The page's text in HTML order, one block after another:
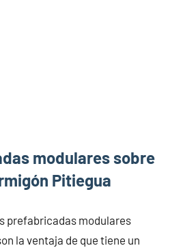
modulares sobre
Pitiegua
prefabricadas modulares
la ventaja de que tiene un